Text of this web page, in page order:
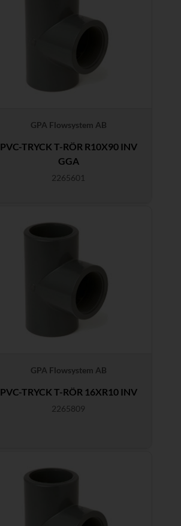
GPA Flowsystem AB
PVC-TRYCK T-RÖR R10X90 INV
GGA
2265601
GPA Flowsystem AB
PVC-TRYCK T-RÖR 16XR10 INV
2265809